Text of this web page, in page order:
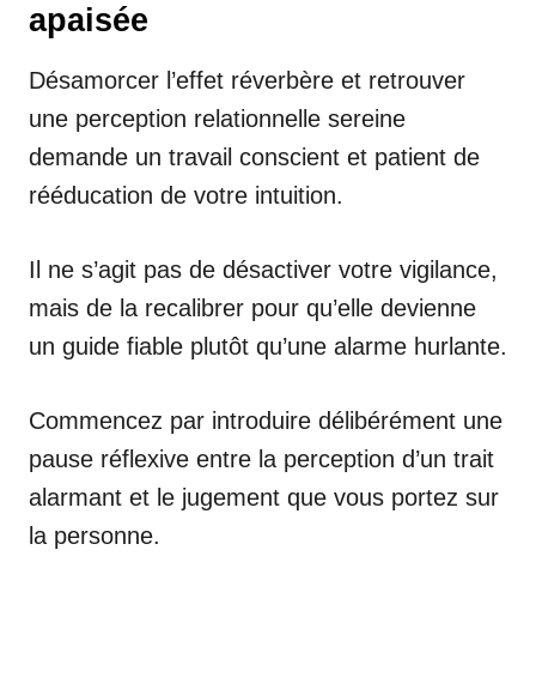
apaisée
Désamorcer l’effet réverbère et retrouver
une perception relationnelle sereine
demande un travail conscient et patient de
rééducation de votre intuition.
Il ne s’agit pas de désactiver votre vigilance,
mais de la recalibrer pour qu’elle devienne
un guide fiable plutôt qu’une alarme hurlante.
Commencez par introduire délibérément une
pause réflexive entre la perception d’un trait
alarmant et le jugement que vous portez sur
la personne.